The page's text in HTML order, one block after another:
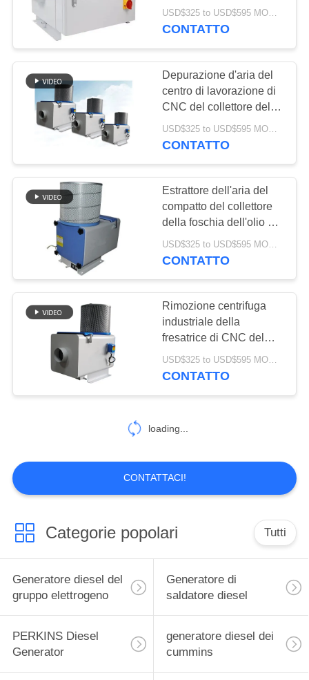
d'aria elettro-statico
raccoglitore di nebbia di
USD$325 to USD$595 MOQ:1 set
CONTATTO
Depurazione d'aria del
centro di lavorazione di
CNC del collettore della
foschia dell'olio della
famiglia del filtro da AOF
CONTATTO
Estrattore dell'aria del
compatto del collettore
della foschia dell'olio di
filtrazione di CNC HEPA
di industriale per le
USD$325 to USD$595 MOQ:1 set
CONTATTO
Rimozione centrifuga
industriale della
fresatrice di CNC del
filtro dal collettore della
foschia dell'olio più
USD$325 to USD$595 MOQ:1 set
CONTATTO
loading...
CONTATTACI!
Categorie popolari Tutti
Generatore diesel del
gruppo elettrogeno
Generatore di
saldatore diesel
PERKINS Diesel
Generator
generatore diesel dei
cummins